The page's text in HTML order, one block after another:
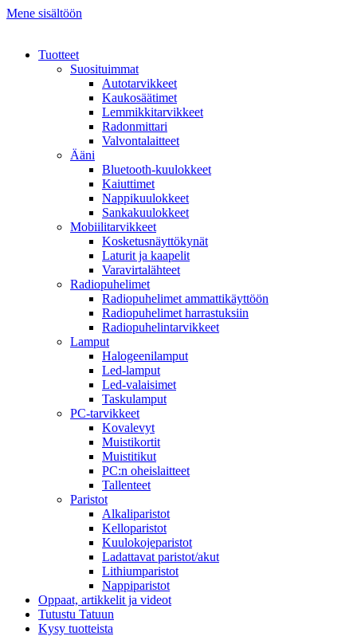
Mene sisältöön
Tuotteet
Suosituimmat
Autotarvikkeet
Kaukosäätimet
Lemmikkitarvikkeet
Radonmittari
Valvontalaitteet
Ääni
Bluetooth-kuulokkeet
Kaiuttimet
Nappikuulokkeet
Sankakuulokkeet
Mobiilitarvikkeet
Kosketusnäyttökynät
Laturit ja kaapelit
Varavirtalähteet
Radiopuhelimet
Radiopuhelimet ammattikäyttöön
Radiopuhelimet harrastuksiin
Radiopuhelintarvikkeet
Lamput
Halogeenilamput
Led-lamput
Led-valaisimet
Taskulamput
PC-tarvikkeet
Kovalevyt
Muistikortit
Muistitikut
PC:n oheislaitteet
Tallenteet
Paristot
Alkaliparistot
Kelloparistot
Kuulokojeparistot
Ladattavat paristot/akut
Lithiumparistot
Nappiparistot
Oppaat, artikkelit ja videot
Tutustu Tatuun
Kysy tuotteista